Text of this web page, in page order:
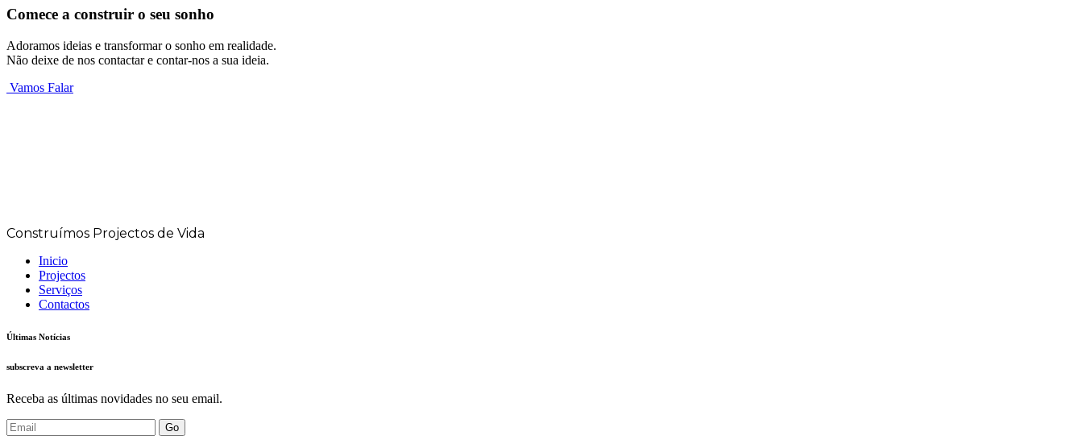
Comece a construir o seu sonho
Adoramos ideias e transformar o sonho em realidade.
Não deixe de nos contactar e contar-nos a sua ideia.
Vamos Falar
Construímos Projectos de Vida
Inicio
Projectos
Serviços
Contactos
Últimas Notícias
subscreva a newsletter
Receba as últimas novidades no seu email.
Go